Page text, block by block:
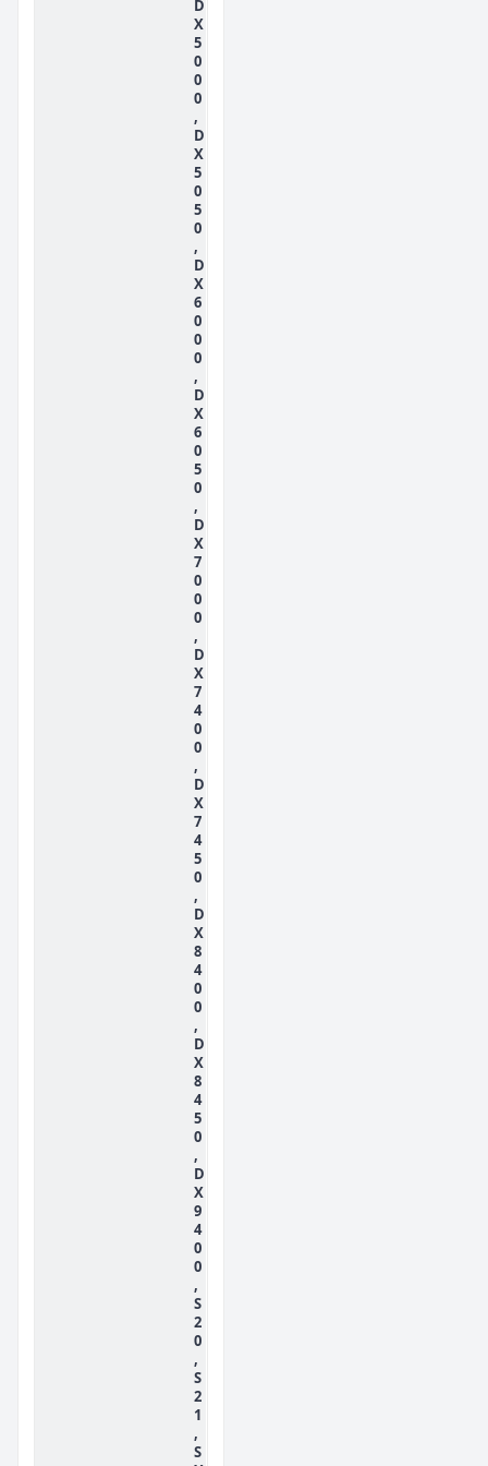
D
X
5
0
0
0
,
D
X
5
0
5
0
,
D
X
6
0
0
0
,
D
X
6
0
5
0
,
D
X
7
0
0
0
,
D
X
7
4
0
0
,
D
X
7
4
5
0
,
D
X
8
4
0
0
,
D
X
8
4
5
0
,
D
X
9
4
0
0
,
S
2
0
,
S
2
1
,
S